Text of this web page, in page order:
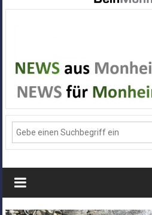
Alle
News
aus
Deiner
Stadt
Monheim